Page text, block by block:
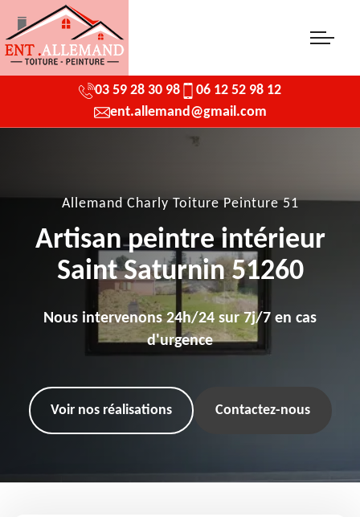
03 59 28 30 98
06 12 52 98 12
ent.allemand@gmail.com
Allemand Charly Toiture Peinture 51
Artisan peintre intérieur
Saint Saturnin 51260
Nous intervenons 24h/24 sur 7j/7 en cas
d'urgence
Voir nos réalisations Contactez-nous